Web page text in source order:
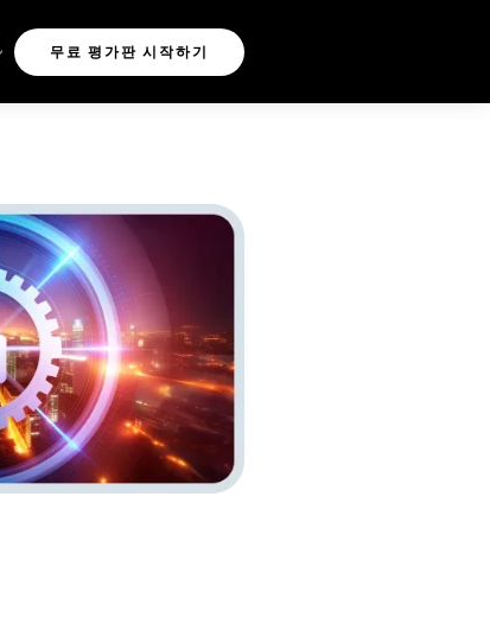
무료 평가판 시작하기